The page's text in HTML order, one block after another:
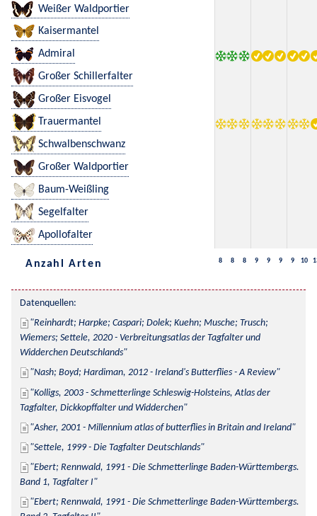
Weißer Waldportier
Kaisermantel
Admiral
Großer Schillerfalter
Großer Eisvogel
Trauermantel
Schwalbenschwanz
Großer Waldportier
Baum-Weißling
Segelfalter
Apollofalter
Anzahl Arten 8 8 8 9 9 9 9 10
Datenquellen:
Reinhardt; Harpke; Caspari; Dolek; Kuehn; Musche; Trusch;
Wiemers; Settele, 2020 - Verbreitungsatlas der Tagfalter und
Widderchen Deutschlands
Nash; Boyd; Hardiman, 2012 - Ireland's Butterflies - A Review
Kolligs, 2003 - Schmetterlinge Schleswig-Holsteins, Atlas der
Tagfalter, Dickkopffalter und Widderchen
Asher, 2001 - Millennium atlas of butterflies in Britain and Ireland
Settele, 1999 - Die Tagfalter Deutschlands
Ebert; Rennwald, 1991 - Die Schmetterlinge Baden-Württembergs.
Band 1, Tagfalter I
Ebert; Rennwald, 1991 - Die Schmetterlinge Baden-Württembergs.